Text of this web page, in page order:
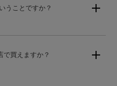
うことですか？
てお使いいただけます。
で買えますか？